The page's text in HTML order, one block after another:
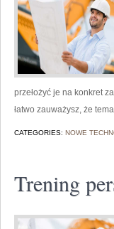
przełożyć je na konkret
łatwo zauważysz, że
CATEGORIES: NOWE
Trening